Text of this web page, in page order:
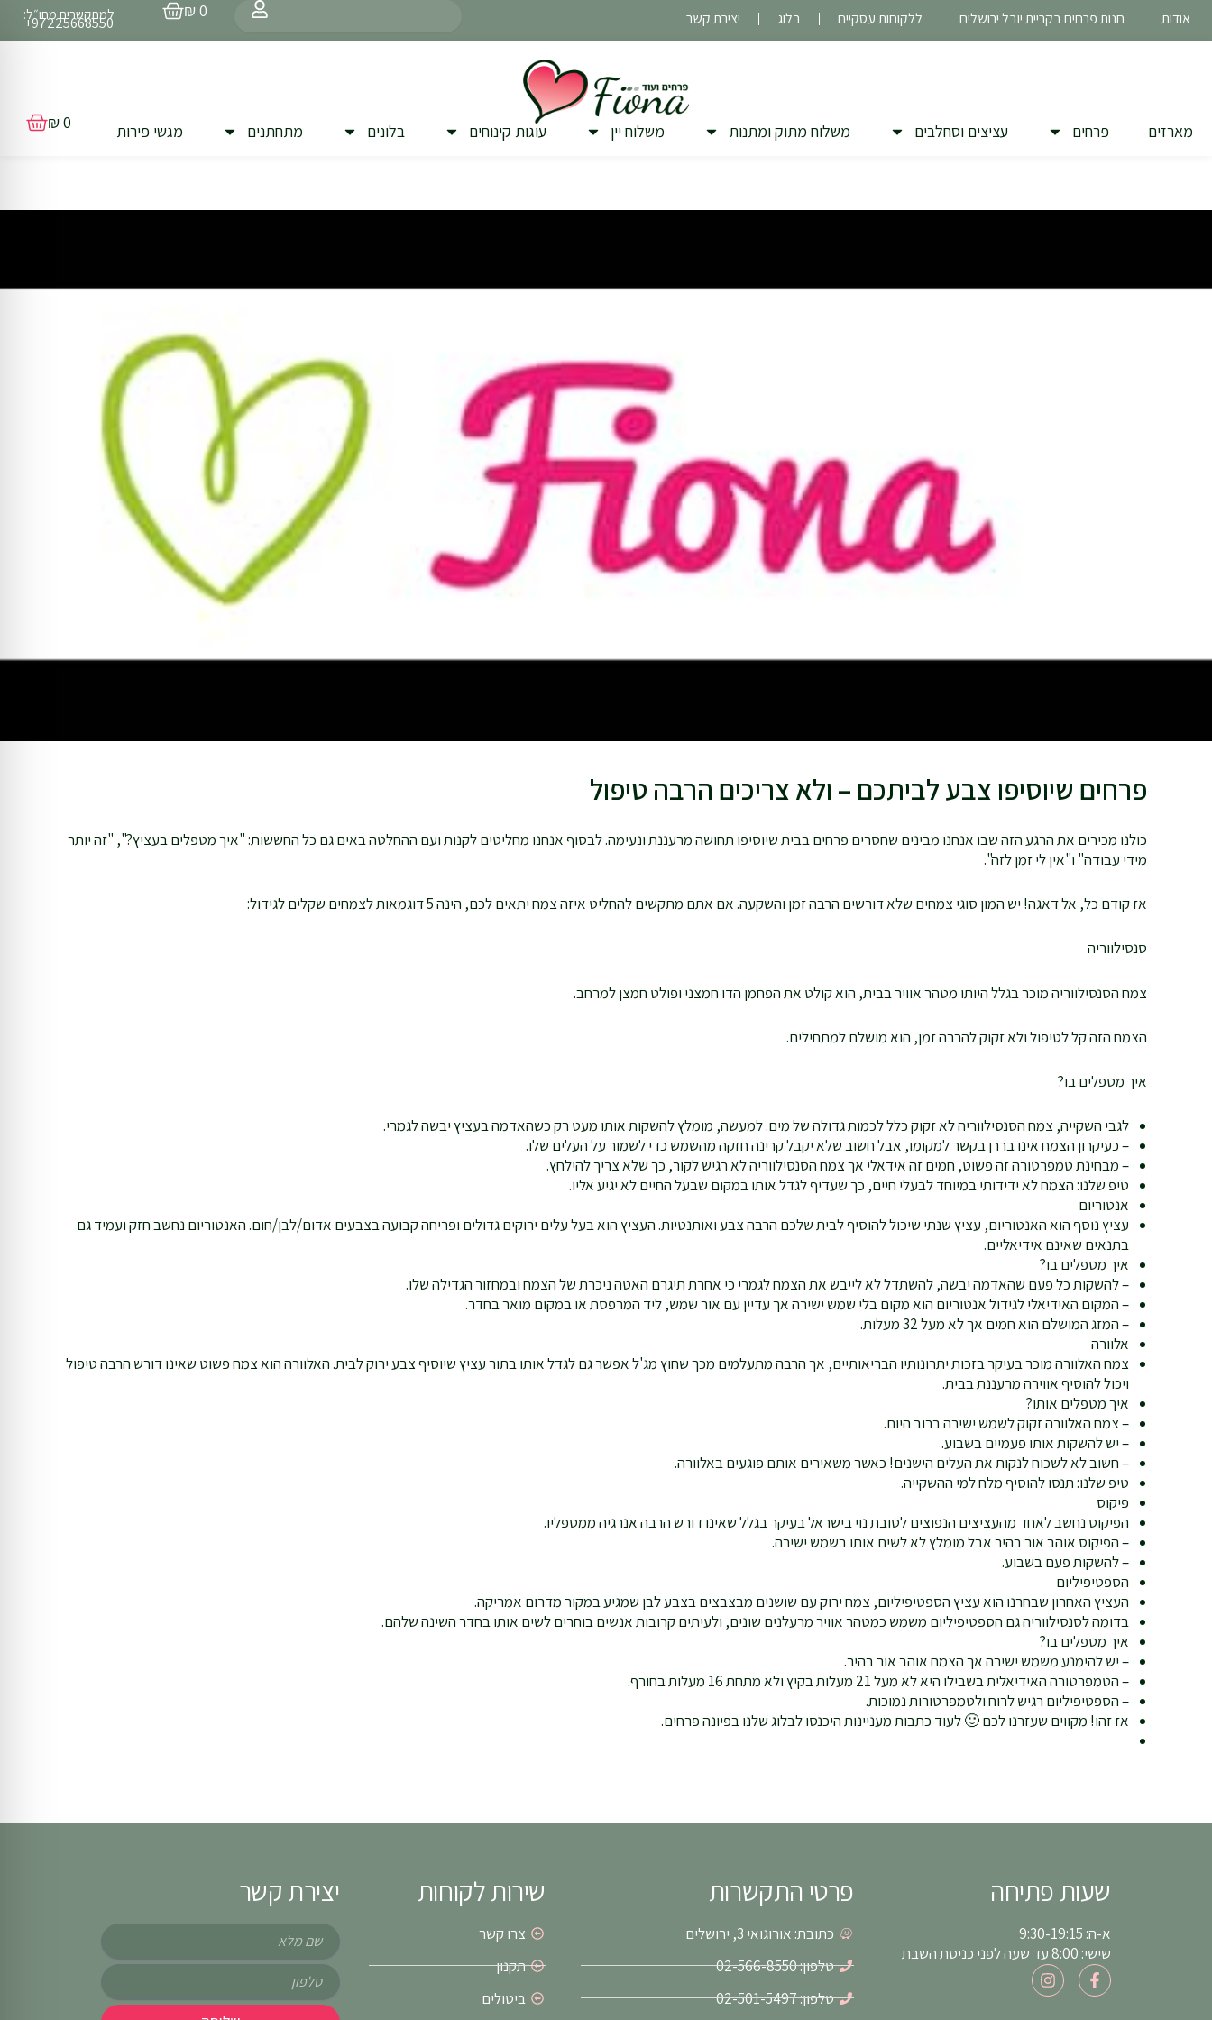
לתוכן
אודות חנות פרחים בקריית יובל ירושלים ללקוחות עסקיים בלוג יצירת קשר ₪ 0 עגלת
קניות למתקשרים מחו״ל:
97225668550+
מארזים פרחים עציצים וסחלבים משלוח מתוק ומתנות משלוח יין עוגות קינוחים בלונים מתחתנים מגשי פירות ₪0 עגלת
קניות
פרחים שיוסיפו צבע לביתכם – ולא צריכים הרבה טיפול
כולנו מכירים את הרגע הזה שבו אנחנו מבינים שחסרים פרחים בבית שיוסיפו תחושה מרעננת ונעימה. לבסוף אנחנו מחליטים לקנות ועם ההחלטה באים גם כל החששות: "איך מטפלים בעציץ?", "זה יותר
מידי עבודה" ו"אין לי זמן לזה".
אז קודם כל, אל דאגה! יש המון סוגי צמחים שלא דורשים הרבה זמן והשקעה. אם אתם מתקשים להחליט איזה צמח יתאים לכם, הינה 5 דוגמאות לצמחים שקלים לגידול:
סנסילווריה
צמח הסנסילווריה מוכר בגלל היותו מטהר אוויר בבית, הוא קולט את הפחמן הדו חמצני ופולט חמצן למרחב.
הצמח הזה קל לטיפול ולא זקוק להרבה זמן, הוא מושלם למתחילים.
איך מטפלים בו?
לגבי השקייה, צמח הסנסילווריה לא זקוק כלל לכמות גדולה של מים. למעשה, מומלץ להשקות אותו מעט רק כשהאדמה בעציץ יבשה לגמרי.
– כעיקרון הצמח אינו בררן בקשר למקומו, אבל חשוב שלא יקבל קרינה חזקה מהשמש כדי לשמור על העלים שלו.
– מבחינת טמפרטורה זה פשוט, חמים זה אידאלי אך צמח הסנסילווריה לא רגיש לקור, כך שלא צריך להילחץ.
טיפ שלנו: הצמח לא ידידותי במיוחד לבעלי חיים, כך שעדיף לגדל אותו במקום שבעל החיים לא יגיע אליו.
אנטוריום
עציץ נוסף הוא האנטוריום, עציץ שנתי שיכול להוסיף לבית שלכם הרבה צבע ואותנטיות. העציץ הוא בעל עלים ירוקים גדולים ופריחה קבועה בצבעים אדום/לבן/חום. האנטוריום נחשב חזק ועמיד גם
בתנאים שאינם אידיאליים.
איך מטפלים בו?
– להשקות כל פעם שהאדמה יבשה, להשתדל לא לייבש את הצמח לגמרי כי אחרת תיגרם האטה ניכרת של הצמח ובמחזור הגדילה שלו.
– המקום האידיאלי לגידול אנטוריום הוא מקום בלי שמש ישירה אך עדיין עם אור שמש, ליד המרפסת או במקום מואר בחדר.
– המזג המושלם הוא חמים אך לא מעל 32 מעלות.
אלוורה
צמח האלוורה מוכר בעיקר בזכות יתרונותיו הבריאותיים, אך הרבה מתעלמים מכך שחוץ מג'ל אפשר גם לגדל אותו בתור עציץ שיוסיף צבע ירוק לבית. האלוורה הוא צמח פשוט שאינו דורש הרבה טיפול
ויכול להוסיף אווירה מרעננת בבית.
איך מטפלים אותו?
– צמח האלוורה זקוק לשמש ישירה ברוב היום.
– יש להשקות אותו פעמיים בשבוע.
– חשוב לא לשכוח לנקות את העלים הישנים! כאשר משאירים אותם פוגעים באלוורה.
טיפ שלנו: תנסו להוסיף מלח למי ההשקייה.
פיקוס
הפיקוס נחשב לאחד מהעציצים הנפוצים לטובת נוי בישראל בעיקר בגלל שאינו דורש הרבה אנרגיה ממטפליו.
– הפיקוס אוהב אור בהיר אבל מומלץ לא לשים אותו בשמש ישירה.
– להשקות פעם בשבוע.
הספטיפיליום
העציץ האחרון שבחרנו הוא עציץ הספטיפיליום, צמח ירוק עם שושנים מבצבצים בצבע לבן שמגיע במקור מדרום אמריקה.
בדומה לסנסילווריה גם הספטיפיליום משמש כמטהר אוויר מרעלנים שונים, ולעיתים קרובות אנשים בוחרים לשים אותו בחדר השינה שלהם.
איך מטפלים בו?
– יש להימנע משמש ישירה אך הצמח אוהב אור בהיר.
– הטמפרטורה האידיאלית בשבילו היא לא מעל 21 מעלות בקיץ ולא מתחת 16 מעלות בחורף.
– הספטיפיליום רגיש לרוח ולטמפרטורות נמוכות.
אז זהו! מקווים שעזרנו לכם 🙂 לעוד כתבות מעניינות היכנסו לבלוג שלנו בפיונה פרחים.
שעות פתיחה
א-ה: 9:30-19:15
שישי: 8:00 עד שעה לפני כניסת השבת
F
a
c
I
n
s
פרטי התקשרות
כתובת: אורוגואי 3, ירושלים
טלפון: 02-566-8550
טלפון: 02-501-5497
שירות לקוחות
צרו קשר
תקנון
ביטולים
יצירת קשר
שם
טלפון